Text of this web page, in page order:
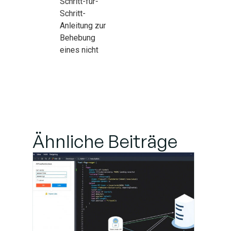
Schritt-
Anleitung zur
Behebung
eines nicht
künftiger
Serverausfälle
Holen Sie sich
fachkundigen
IT-Support für
zuverlässige
Ähnliche Beiträge